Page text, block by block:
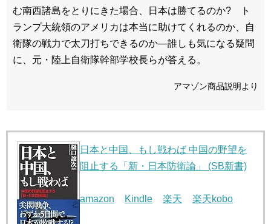
む南西諸島をとりにきた場合、日本は勝てるのか? ト
ランプ大統領のアメリカは本当に助けてくれるのか、自
衛隊の戦力で太刀打ちできるのか―誰しも気になる疑問
に、元・陸上自衛隊幹部学校長らが答える。
アマゾン商品説明より
日本と中国、もし戦わば 中国の野望を
阻止する「新・日本防衛論」 (SB新書)
amazon Kindle 楽天 楽天kobo